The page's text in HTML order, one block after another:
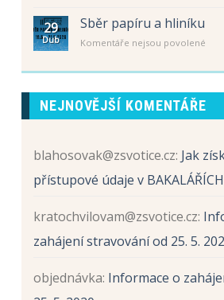
žáků
tříd
29
Dub
Sběr papíru a hliníku
Komentáře nejsou povolené
s
Sběr
a
NEJNOVĚJŠÍ KOMENTÁŘE
blahosovak@zsvotice.cz: Jak
přístupové údaje v BAKALÁŘÍCH
kratochvilovam@zsvotice.cz:
zahájení stravování od 25. 5.
objednávka: Informace o